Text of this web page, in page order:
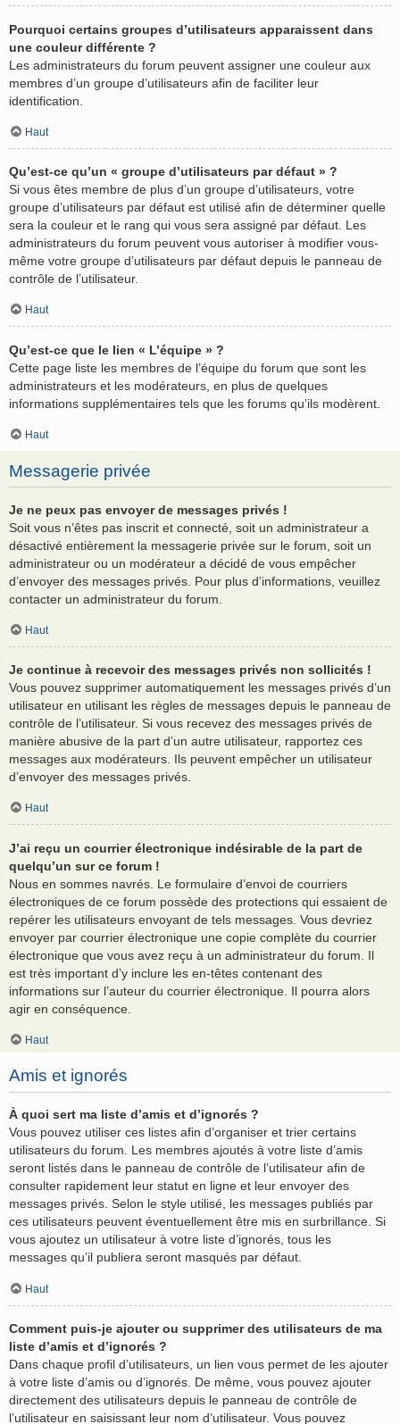
Pourquoi certains groupes d’utilisateurs apparaissent dans
une couleur différente ?
Les administrateurs du forum peuvent assigner une couleur aux
membres d’un groupe d’utilisateurs afin de faciliter leur
identification.
Haut
Qu’est-ce qu’un « groupe d’utilisateurs par défaut » ?
Si vous êtes membre de plus d’un groupe d’utilisateurs, votre
groupe d’utilisateurs par défaut est utilisé afin de déterminer quelle
sera la couleur et le rang qui vous sera assigné par défaut. Les
administrateurs du forum peuvent vous autoriser à modifier vous-
même votre groupe d’utilisateurs par défaut depuis le panneau de
contrôle de l’utilisateur.
Haut
Qu’est-ce que le lien « L’équipe » ?
Cette page liste les membres de l’équipe du forum que sont les
administrateurs et les modérateurs, en plus de quelques
informations supplémentaires tels que les forums qu’ils modèrent.
Haut
Messagerie privée
Je ne peux pas envoyer de messages privés !
Soit vous n’êtes pas inscrit et connecté, soit un administrateur a
désactivé entièrement la messagerie privée sur le forum, soit un
administrateur ou un modérateur a décidé de vous empêcher
d’envoyer des messages privés. Pour plus d’informations, veuillez
contacter un administrateur du forum.
Haut
Je continue à recevoir des messages privés non sollicités !
Vous pouvez supprimer automatiquement les messages privés d’un
utilisateur en utilisant les règles de messages depuis le panneau de
contrôle de l’utilisateur. Si vous recevez des messages privés de
manière abusive de la part d’un autre utilisateur, rapportez ces
messages aux modérateurs. Ils peuvent empêcher un utilisateur
d’envoyer des messages privés.
Haut
J’ai reçu un courrier électronique indésirable de la part de
quelqu’un sur ce forum !
Nous en sommes navrés. Le formulaire d’envoi de courriers
électroniques de ce forum possède des protections qui essaient de
repérer les utilisateurs envoyant de tels messages. Vous devriez
envoyer par courrier électronique une copie complète du courrier
électronique que vous avez reçu à un administrateur du forum. Il
est très important d’y inclure les en-têtes contenant des
informations sur l’auteur du courrier électronique. Il pourra alors
agir en conséquence.
Haut
Amis et ignorés
À quoi sert ma liste d’amis et d’ignorés ?
Vous pouvez utiliser ces listes afin d’organiser et trier certains
utilisateurs du forum. Les membres ajoutés à votre liste d’amis
seront listés dans le panneau de contrôle de l’utilisateur afin de
consulter rapidement leur statut en ligne et leur envoyer des
messages privés. Selon le style utilisé, les messages publiés par
ces utilisateurs peuvent éventuellement être mis en surbrillance. Si
vous ajoutez un utilisateur à votre liste d’ignorés, tous les
messages qu’il publiera seront masqués par défaut.
Haut
Comment puis-je ajouter ou supprimer des utilisateurs de ma
liste d’amis et d’ignorés ?
Dans chaque profil d’utilisateurs, un lien vous permet de les ajouter
à votre liste d’amis ou d’ignorés. De même, vous pouvez ajouter
directement des utilisateurs depuis le panneau de contrôle de
l’utilisateur en saisissant leur nom d’utilisateur. Vous pouvez